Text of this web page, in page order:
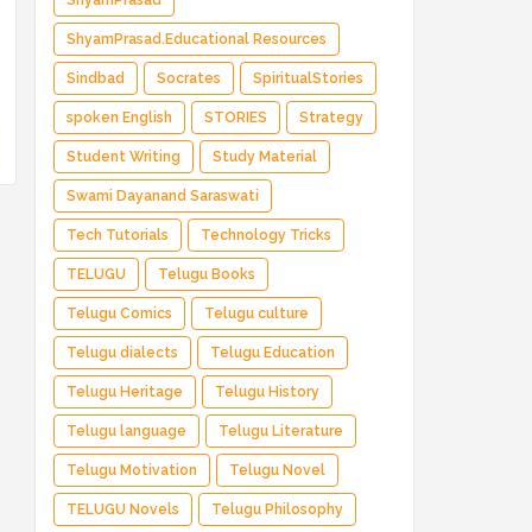
ShyamPrasad.Educational Resources
Sindbad Socrates SpiritualStories
spoken English STORIES Strategy
Student Writing Study Material
Swami Dayanand Saraswati
Tech Tutorials Technology Tricks
TELUGU Telugu Books
Telugu Comics Telugu culture
Telugu dialects Telugu Education
Telugu Heritage Telugu History
Telugu language Telugu Literature
Telugu Motivation Telugu Novel
TELUGU Novels Telugu Philosophy